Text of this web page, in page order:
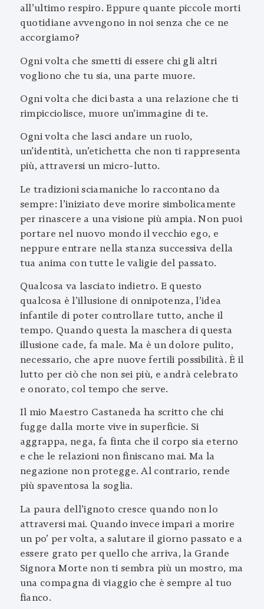
all’ultimo respiro. Eppure quante piccole morti
quotidiane avvengono in noi senza che ce ne
accorgiamo?
Ogni volta che smetti di essere chi gli altri
vogliono che tu sia, una parte muore.
Ogni volta che dici basta a una relazione che ti
rimpicciolisce, muore un’immagine di te.
Ogni volta che lasci andare un ruolo,
un’identità, un’etichetta che non ti rappresenta
più, attraversi un micro-lutto.
Le tradizioni sciamaniche lo raccontano da
sempre: l’iniziato deve morire simbolicamente
per rinascere a una visione più ampia. Non puoi
portare nel nuovo mondo il vecchio ego, e
neppure entrare nella stanza successiva della
tua anima con tutte le valigie del passato.
Qualcosa va lasciato indietro. E questo
qualcosa è l’illusione di onnipotenza, l’idea
infantile di poter controllare tutto, anche il
tempo. Quando questa la maschera di questa
illusione cade, fa male. Ma è un dolore pulito,
necessario, che apre nuove fertili possibilità. È il
lutto per ciò che non sei più, e andrà celebrato
e onorato, col tempo che serve.
Il mio Maestro Castaneda ha scritto che chi
fugge dalla morte vive in superficie. Si
aggrappa, nega, fa finta che il corpo sia eterno
e che le relazioni non finiscano mai. Ma la
negazione non protegge. Al contrario, rende
più spaventosa la soglia.
La paura dell’ignoto cresce quando non lo
attraversi mai. Quando invece impari a morire
un po’ per volta, a salutare il giorno passato e a
essere grato per quello che arriva, la Grande
Signora Morte non ti sembra più un mostro, ma
una compagna di viaggio che è sempre al tuo
fianco.